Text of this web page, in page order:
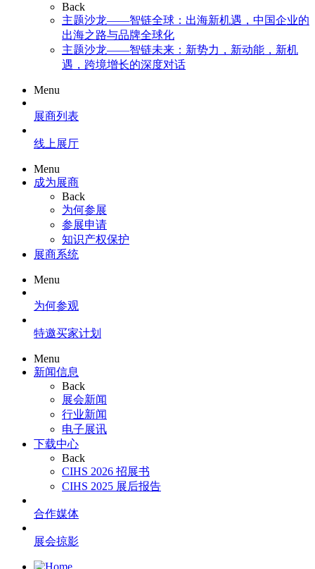
Back
主题沙龙——智链全球：出海新机遇，中国企业的
出海之路与品牌全球化
主题沙龙——智链未来：新势力，新动能，新机
遇，跨境增长的深度对话
Menu
展商列表
线上展厅
Menu
成为展商
Back
为何参展
参展申请
知识产权保护
展商系统
Menu
为何参观
特邀买家计划
Menu
新闻信息
Back
展会新闻
行业新闻
电子展讯
下载中心
Back
CIHS 2026 招展书
CIHS 2025 展后报告
合作媒体
展会掠影